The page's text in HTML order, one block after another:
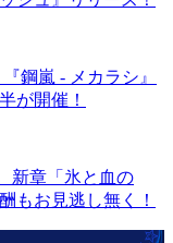
鋼嵐 - メカラシ』
が開催！
新章「氷と血の
もお見逃し無く！